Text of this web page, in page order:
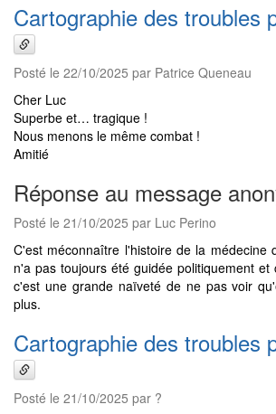
Cartographie des troubles
Posté le 22/10/2025 par Patrice Queneau
Cher Luc
Superbe et… tragique !
Nous menons le même combat !
Amitié
Réponse au message
Posté le 21/10/2025 par Luc Perino
C'est méconnaître l'histoire de la médecine
n'a pas toujours été guidée politiquement et
c'est une grande naïveté de ne pas voir
plus.
Cartographie des troubles
Posté le 21/10/2025 par ?